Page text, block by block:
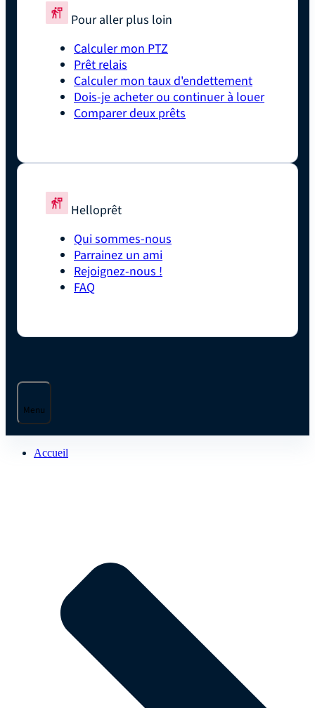
Pour aller plus loin
Calculer mon PTZ
Prêt relais
Calculer mon taux d'endettement
Dois-je acheter ou continuer à louer
Comparer deux prêts
Helloprêt
Qui sommes-nous
Parrainez un ami
Rejoignez-nous !
FAQ
Menu
Accueil